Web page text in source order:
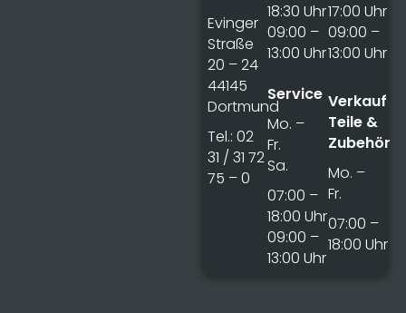
Evinger
Straße
20 – 24
44145
Dortmund
Tel.: 02
31 / 31 72
75 – 0
18:30 Uhr
09:00 –
13:00 Uhr
Service
Mo. –
Fr.
Sa.
07:00 –
18:00 Uhr
09:00 –
13:00 Uhr
17:00 Uhr
09:00 –
13:00 Uhr
Verkauf
Teile &
Zubehör
Mo. –
Fr.
07:00 –
18:00 Uhr